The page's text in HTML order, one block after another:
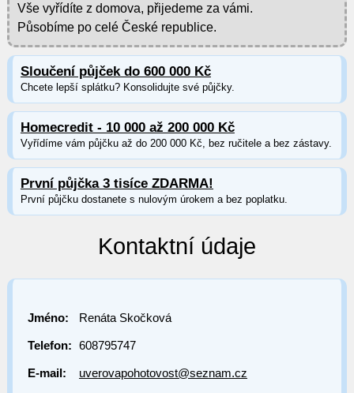
Vše vyřídíte z domova, přijedeme za vámi.
Působíme po celé České republice.
Sloučení půjček do 600 000 Kč
Chcete lepší splátku? Konsolidujte své půjčky.
Homecredit - 10 000 až 200 000 Kč
Vyřídíme vám půjčku až do 200 000 Kč, bez ručitele a bez zástavy.
První půjčka 3 tisíce ZDARMA!
První půjčku dostanete s nulovým úrokem a bez poplatku.
Kontaktní údaje
Jméno: Renáta Skočková
Telefon: 608795747
E-mail: uverovapohotovost@seznam.cz